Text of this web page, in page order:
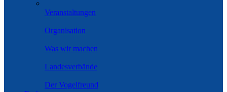
Veranstaltungen
Organisation
Was wir machen
Landesverbände
Der Vogelfreund